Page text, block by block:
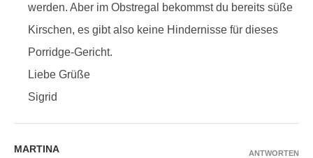
werden. Aber im Obstregal bekommst du bereits süße
Kirschen, es gibt also keine Hindernisse für dieses
Porridge-Gericht.
Liebe Grüße
Sigrid
MARTINA ANTWORTEN